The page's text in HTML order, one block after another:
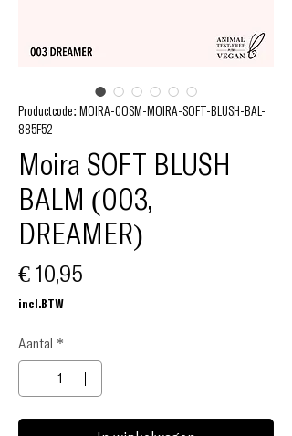
Productcode: MOIRA-COSM-MOIRA-SOFT-BLUSH-BAL-
885F52
Moira SOFT BLUSH
BALM (003,
DREAMER)
€ 10,95
incl.BTW
Aantal *